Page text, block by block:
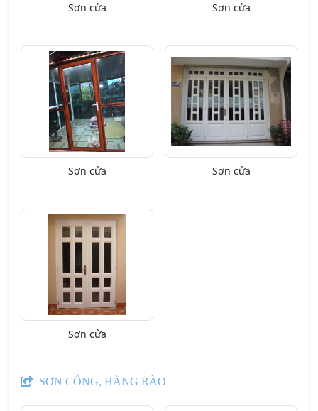
Sơn cửa Sơn cửa
Sơn cửa Sơn cửa
Sơn cửa
SƠN CỔNG, HÀNG RÀO